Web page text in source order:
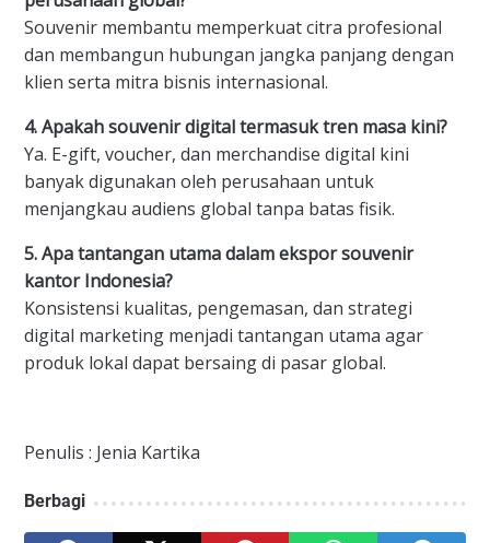
Souvenir membantu memperkuat citra profesional
dan membangun hubungan jangka panjang dengan
klien serta mitra bisnis internasional.
4. Apakah souvenir digital termasuk tren masa kini?
Ya. E-gift, voucher, dan merchandise digital kini
banyak digunakan oleh perusahaan untuk
menjangkau audiens global tanpa batas fisik.
5. Apa tantangan utama dalam ekspor souvenir
kantor Indonesia?
Konsistensi kualitas, pengemasan, dan strategi
digital marketing menjadi tantangan utama agar
produk lokal dapat bersaing di pasar global.
Penulis : Jenia Kartika
Berbagi